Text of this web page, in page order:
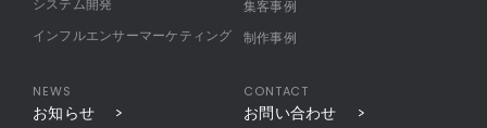
システム開発
インフルエンサーマーケティング
集客事例
制作事例
NEWS
お知らせ
CONTACT
お問い合わせ